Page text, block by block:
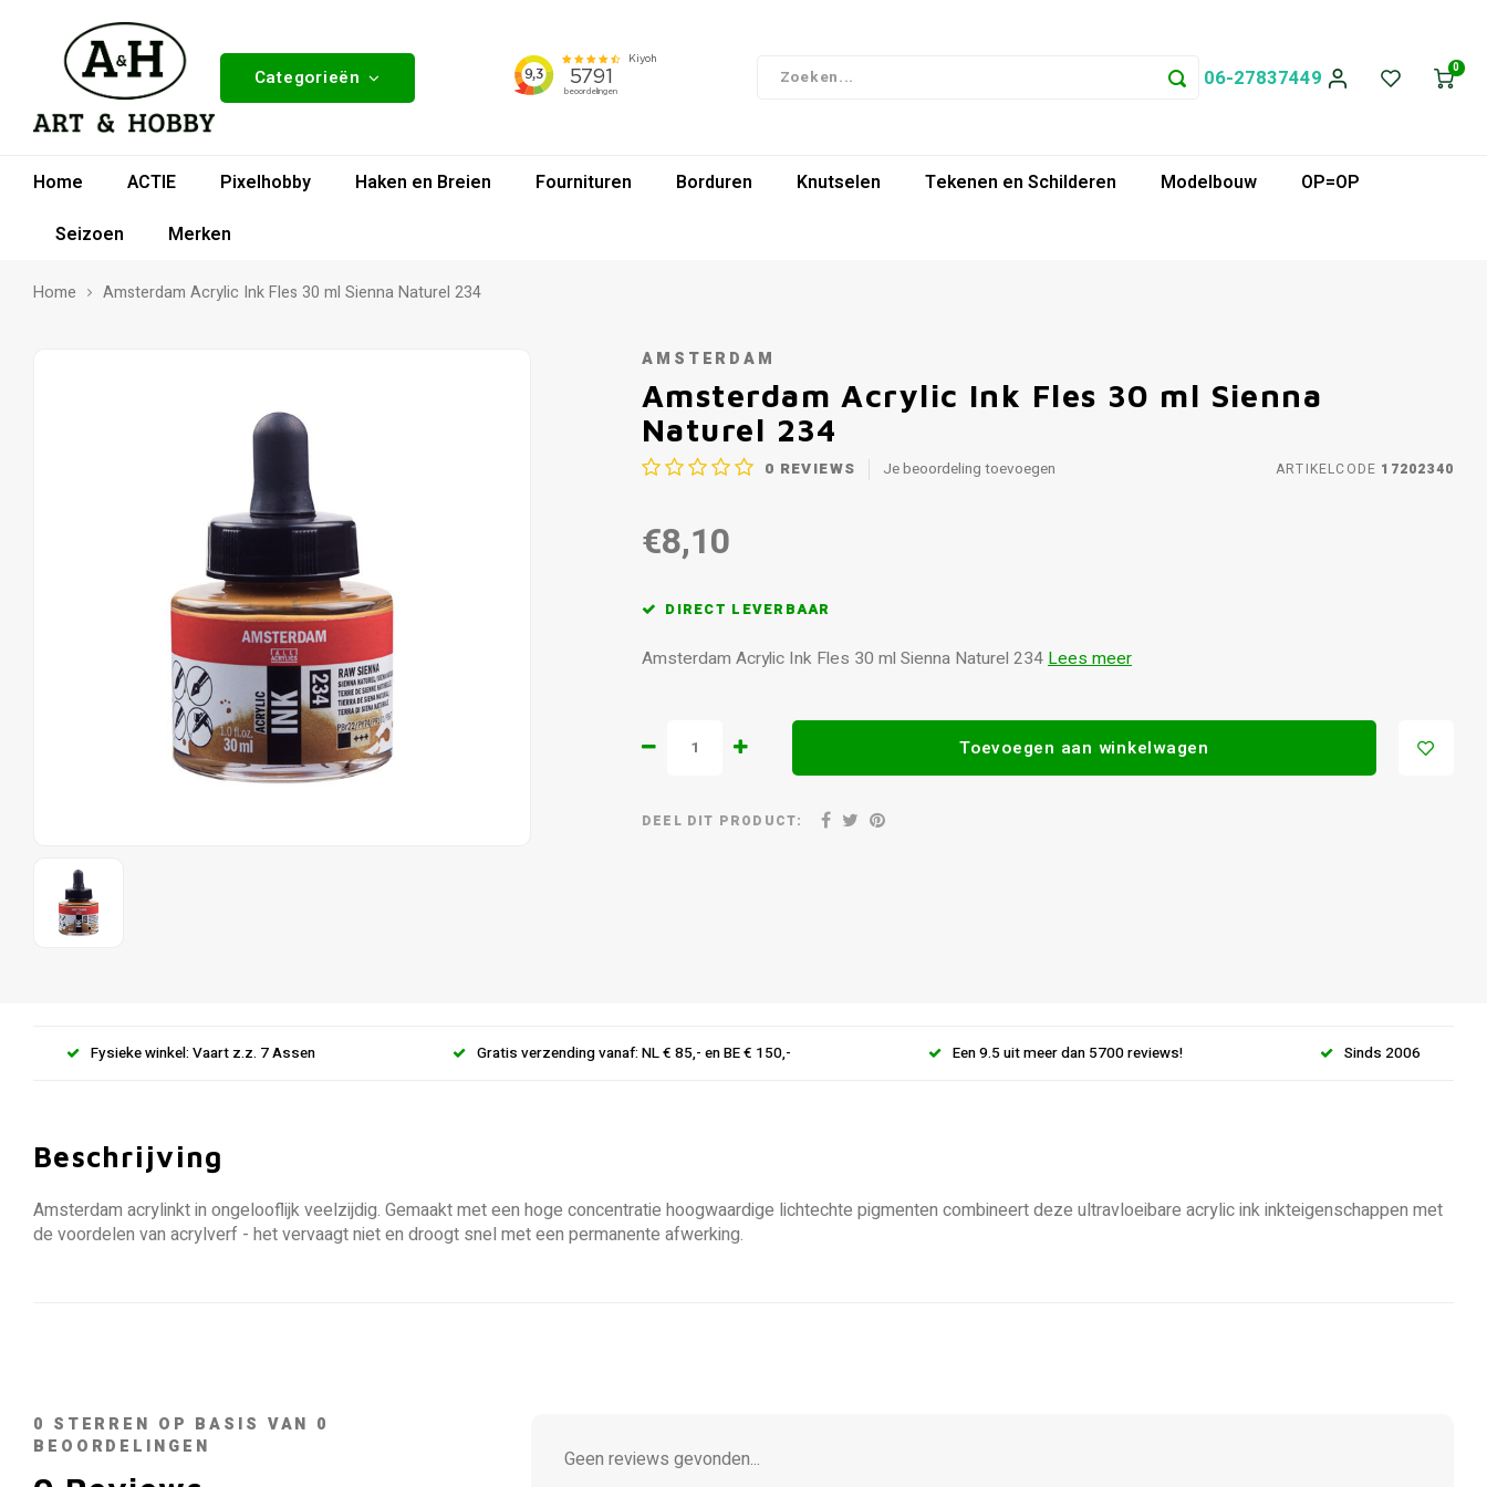
Categorieën 06-27837449 0
Home ACTIE Pixelhobby Haken en Breien Fournituren Borduren Knutselen Tekenen en Schilderen Modelbouw
OP=OP
Seizoen
Merken
Home Amsterdam Acrylic Ink Fles 30 ml Sienna Naturel 234
AMSTERDAM
Amsterdam Acrylic Ink Fles 30 ml Sienna
Naturel 234
0 REVIEWS Je beoordeling toevoegen ARTIKELCODE 17202340
€8,10
DIRECT LEVERBAAR
Amsterdam Acrylic Ink Fles 30 ml Sienna Naturel 234Lees meer
Toevoegen aan winkelwagen
DEEL DIT PRODUCT:
Fysieke winkel: Vaart z.z. 7 Assen Gratis verzending vanaf: NL € 85,- en BE € 150,- Een 9.5 uit meer dan 5700 reviews! Sinds 2006
Beschrijving
Amsterdam acrylinkt in ongelooflijk veelzijdig. Gemaakt met een hoge concentratie hoogwaardige lichtechte pigmenten combineert deze ultravloeibare acrylic ink inkteigenschappen met
de voordelen van acrylverf - het vervaagt niet en droogt snel met een permanente afwerking.
0 STERREN OP BASIS VAN 0
BEOORDELINGEN
Geen reviews gevonden...